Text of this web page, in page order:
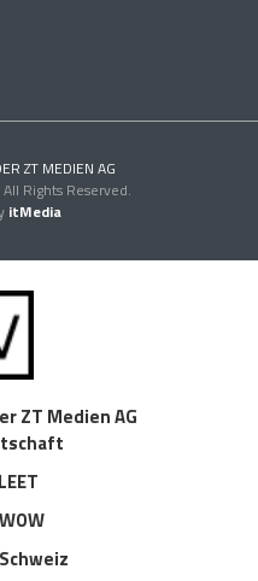
ZT MEDIEN AG
All Rights Reserved.
itMedia
ZT Medien AG